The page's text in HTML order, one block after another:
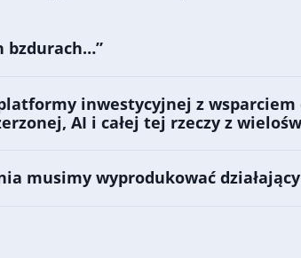
bzdurach…”
inwestycyjnej z
AI i całej tej rzeczy z
musimy wyprodukować